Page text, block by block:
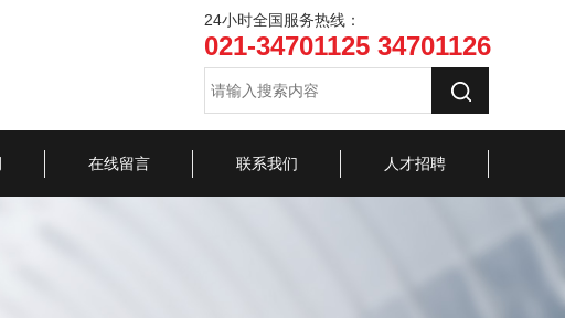
24小时全国服务热线：
021-34701125 34701126
在线留言 联系我们 人才招聘